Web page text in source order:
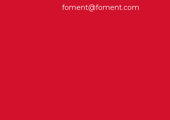
foment@foment.com